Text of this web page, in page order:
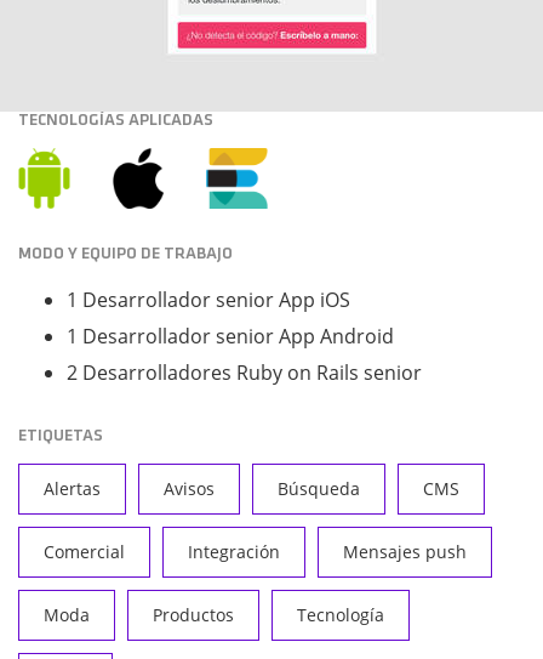
TECNOLOGÍAS APLICADAS
MODO Y EQUIPO DE TRABAJO
1 Desarrollador senior App iOS
1 Desarrollador senior App Android
2 Desarrolladores Ruby on Rails senior
ETIQUETAS
Alertas Avisos Búsqueda CMS
Comercial Integración Mensajes push
Moda Productos Tecnología